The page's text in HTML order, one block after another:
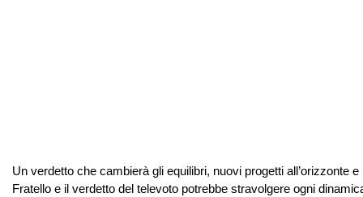
Un verdetto che cambierà gli equilibri, nuovi progetti all’orizzonte
Fratello e il verdetto del televoto potrebbe stravolgere ogni